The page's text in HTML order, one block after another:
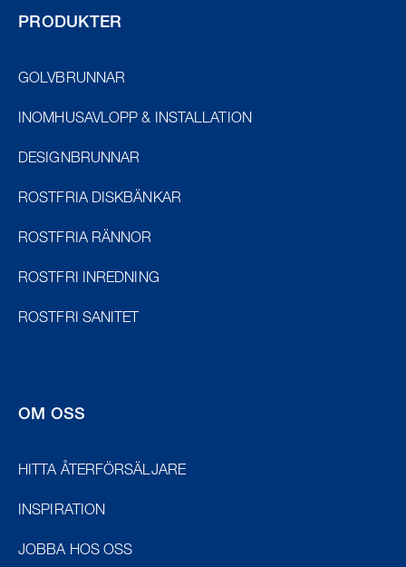
PRODUKTER
GOLVBRUNNAR
INOMHUSAVLOPP & INSTALLATION
DESIGNBRUNNAR
ROSTFRIA DISKBÄNKAR
ROSTFRIA RÄNNOR
ROSTFRI INREDNING
ROSTFRI SANITET
OM OSS
HITTA ÅTERFÖRSÄLJARE
INSPIRATION
JOBBA HOS OSS